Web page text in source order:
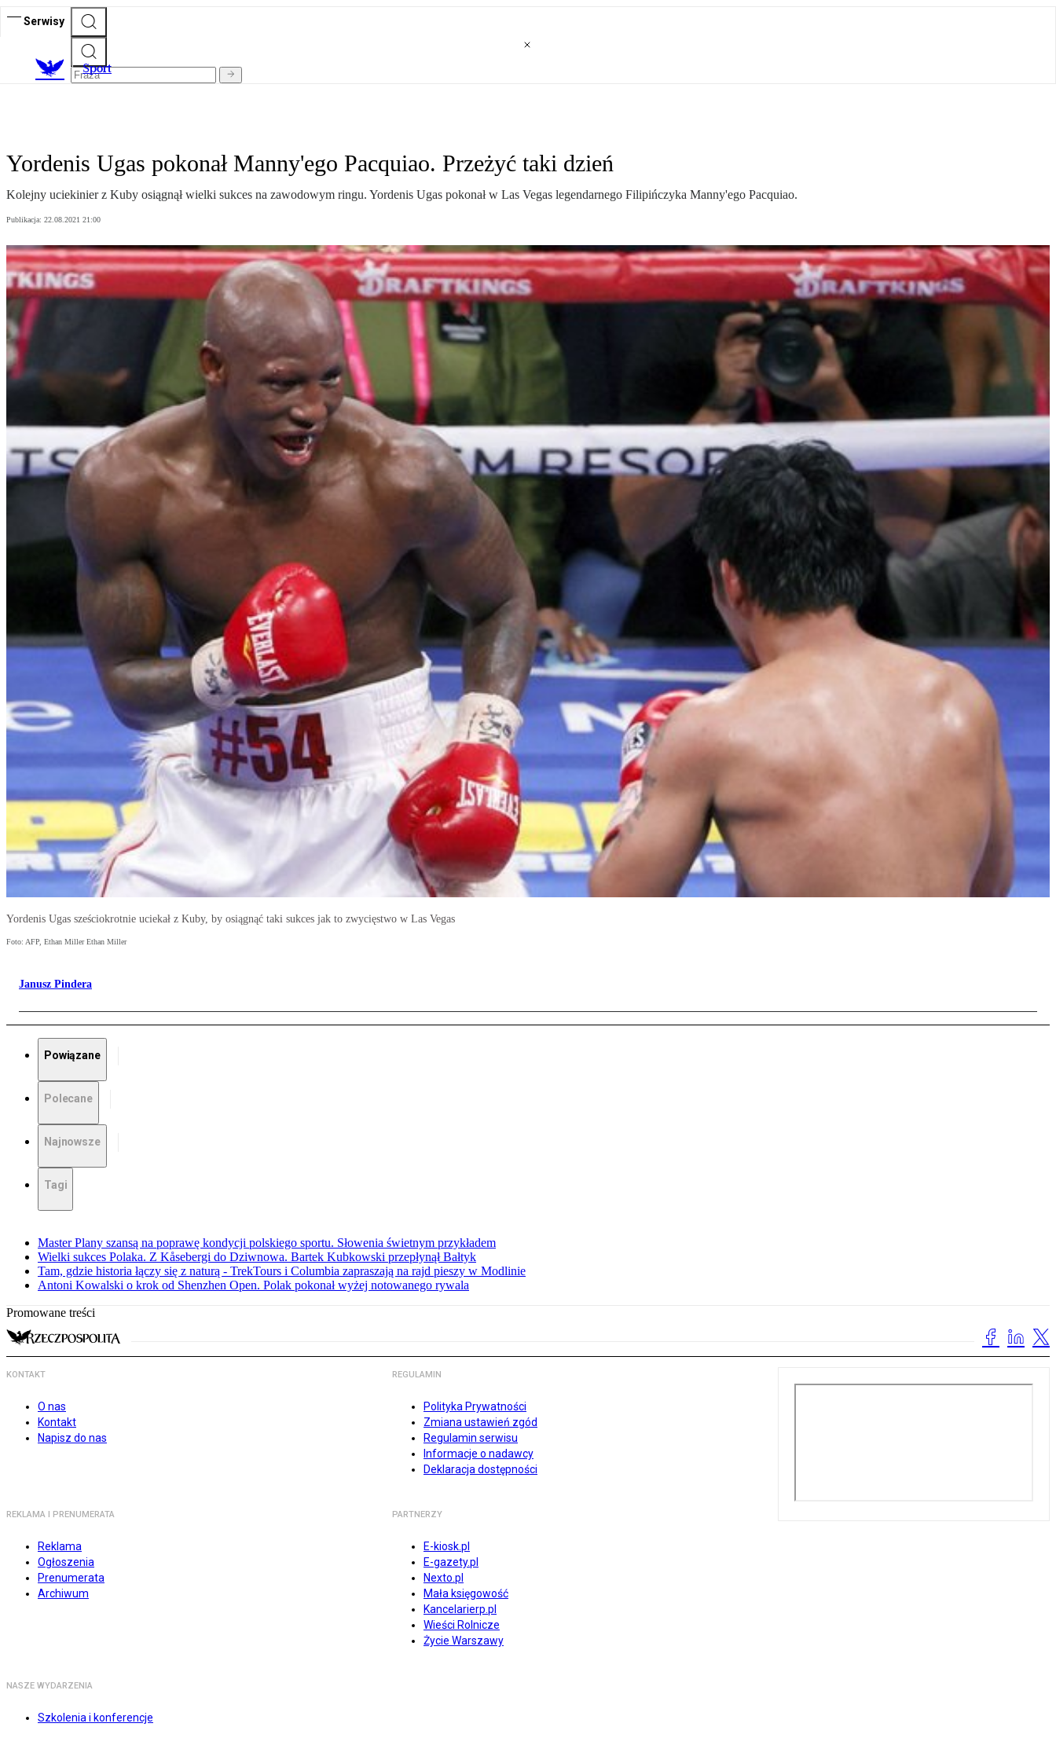
Serwisy
Sport
Yordenis Ugas pokonał Manny'ego Pacquiao. Przeżyć taki dzień
Kolejny uciekinier z Kuby osiągnął wielki sukces na zawodowym ringu. Yordenis Ugas pokonał w Las Vegas legendarnego Filipińczyka Manny'ego Pacquiao.
Publikacja: 22.08.2021 21:00
Yordenis Ugas sześciokrotnie uciekał z Kuby, by osiągnąć taki sukces jak to zwycięstwo w Las Vegas
Foto: AFP, Ethan Miller Ethan Miller
Janusz Pindera
Powiązane
Polecane
Najnowsze
Tagi
Master Plany szansą na poprawę kondycji polskiego sportu. Słowenia świetnym przykładem
Wielki sukces Polaka. Z Kåsebergi do Dziwnowa. Bartek Kubkowski przepłynął Bałtyk
Tam, gdzie historia łączy się z naturą - TrekTours i Columbia zapraszają na rajd pieszy w Modlinie
Antoni Kowalski o krok od Shenzhen Open. Polak pokonał wyżej notowanego rywala
Promowane treści
KONTAKT
O nas
Kontakt
Napisz do nas
REGULAMIN
Polityka Prywatności
Zmiana ustawień zgód
Regulamin serwisu
Informacje o nadawcy
Deklaracja dostępności
REKLAMA I PRENUMERATA
Reklama
Ogłoszenia
Prenumerata
Archiwum
PARTNERZY
E-kiosk.pl
E-gazety.pl
Nexto.pl
Mała księgowość
Kancelarierp.pl
Wieści Rolnicze
Życie Warszawy
NASZE WYDARZENIA
Szkolenia i konferencje